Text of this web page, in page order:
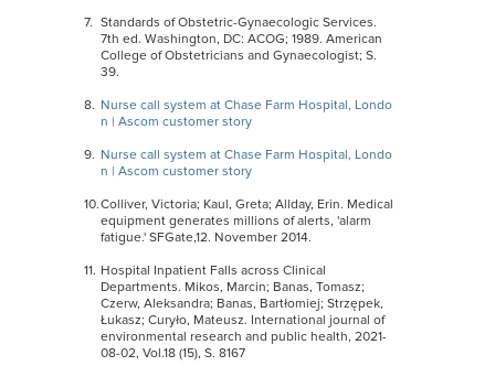
Standards of Obstetric-Gynaecologic Services.
7th ed. Washington, DC: ACOG; 1989. American
College of Obstetricians and Gynaecologist; S.
39.
Nurse call system at Chase Farm Hospital, Londo
n | Ascom customer story
Nurse call system at Chase Farm Hospital, Londo
n | Ascom customer story
Colliver, Victoria; Kaul, Greta; Allday, Erin. Medical
equipment generates millions of alerts, 'alarm
fatigue.' SFGate,12. November 2014.
Hospital Inpatient Falls across Clinical
Departments. Mikos, Marcin; Banas, Tomasz;
Czerw, Aleksandra; Banas, Bartłomiej; Strzępek,
Łukasz; Curyło, Mateusz. International journal of
environmental research and public health, 2021-
08-02, Vol.18 (15), S. 8167